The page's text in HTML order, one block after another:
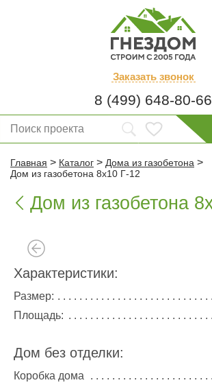
Заказать звонок
8 (499) 648-80-66
Главная > Каталог > Дома из газобетона >
Дом из газобетона 8х10 Г-12
 Дом из газобетона
Характеристики:
Размер:
Площадь:
Дом без отделки:
Коробка дома